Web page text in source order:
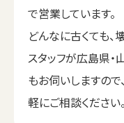
で営業しています。
どんなに古くても
スタッフが広島県・
もお伺いしますの
軽にご相談ください。